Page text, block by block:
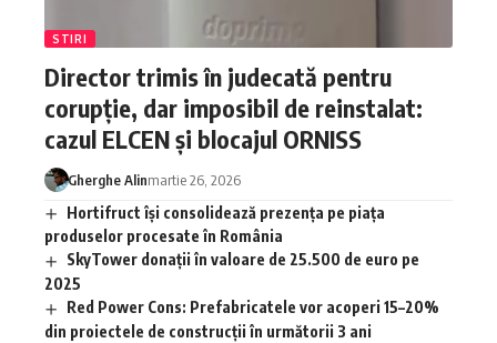
STIRI
Director trimis în judecată pentru
corupție, dar imposibil de reinstalat:
cazul ELCEN și blocajul ORNISS
Gherghe Alinmartie 26, 2026
Hortifruct își consolidează prezența pe piața
produselor procesate în România
SkyTower donații în valoare de 25.500 de euro pe
2025
Red Power Cons: Prefabricatele vor acoperi 15–20%
din proiectele de construcții în următorii 3 ani